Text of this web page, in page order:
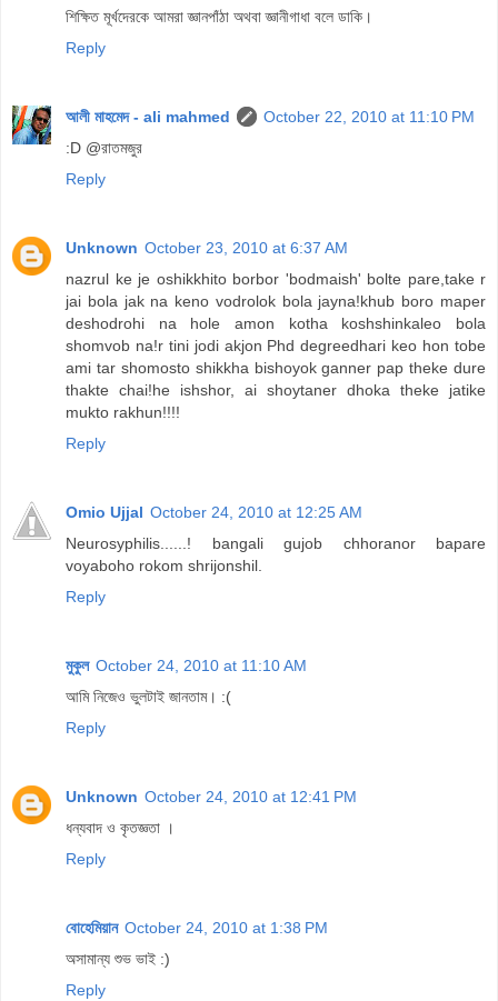
শিক্ষিত মূর্খদেরকে আমরা জ্ঞানপাঁঠা অথবা জ্ঞানীগাধা বলে ডাকি।
Reply
আলী মাহমেদ - ali mahmed
October 22, 2010 at 11:10 PM
:D @রাতমজুর
Reply
Unknown October 23, 2010 at 6:37 AM
nazrul ke je oshikkhito borbor 'bodmaish' bolte pare,take r
jai bola jak na keno vodrolok bola jayna!khub boro maper
deshodrohi na hole amon kotha koshshinkaleo bola
shomvob na!r tini jodi akjon Phd degreedhari keo hon tobe
ami tar shomosto shikkha bishoyok ganner pap theke dure
thakte chai!he ishshor, ai shoytaner dhoka theke jatike
mukto rakhun!!!!
Reply
Omio Ujjal October 24, 2010 at 12:25 AM
Neurosyphilis......! bangali gujob chhoranor bapare
voyaboho rokom shrijonshil.
Reply
মুকুল October 24, 2010 at 11:10 AM
আমি নিজেও ভুলটাই জানতাম। :(
Reply
Unknown October 24, 2010 at 12:41 PM
ধন্যবাদ ও কৃতজ্ঞতা ।
Reply
বোহেমিয়ান October 24, 2010 at 1:38 PM
অসামান্য শুভ ভাই :)
Reply